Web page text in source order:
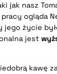
jak nasz
ogląda
życie
jest
kawę